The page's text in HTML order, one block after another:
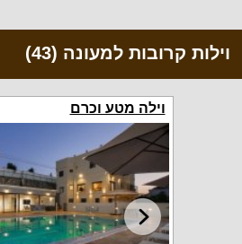
וילות קרובות למעונה (43)
וילה מטע וכרם